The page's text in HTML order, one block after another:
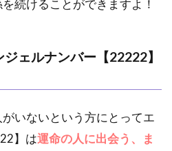
続けることができますよ！
ェルナンバー【22222】
いないという方にとってエ
】は運命の人に出会う、ま